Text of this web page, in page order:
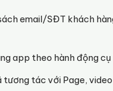
email/SĐT khách
app theo hành động
tương tác với Page,